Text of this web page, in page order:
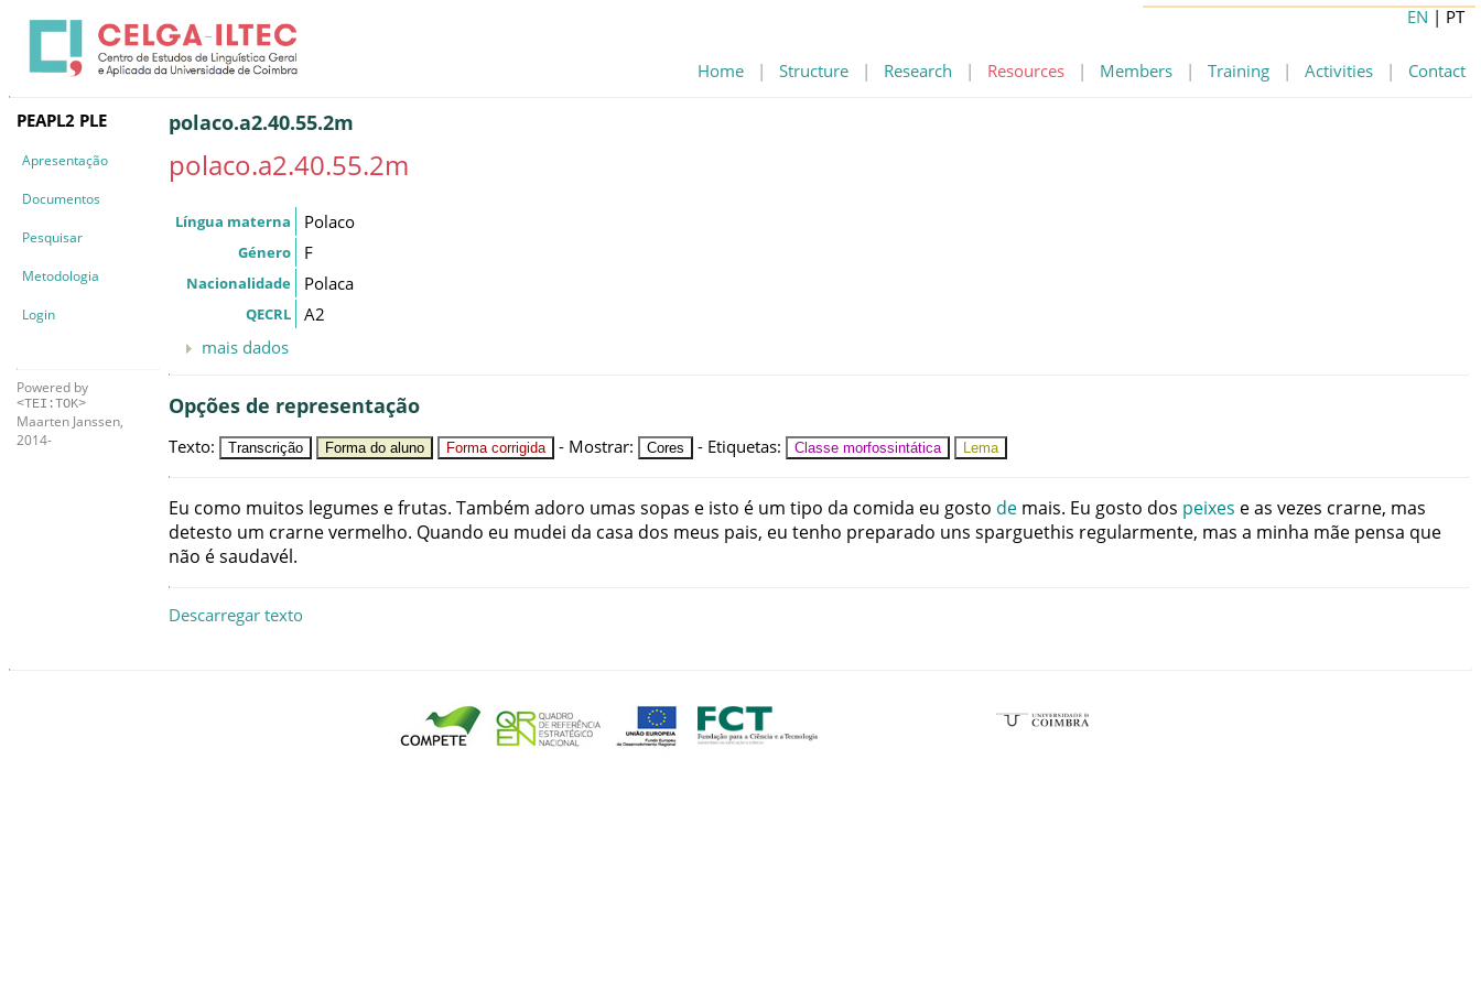
Home | Structure | Research | Resources | Members | Training | Activities | Contact
EN | PT
PEAPL2 PLE
Apresentação
Documentos
Pesquisar
Metodologia
Login
Powered by
<TEI:TOK>
Maarten Janssen,
2014-
polaco.a2.40.55.2m
polaco.a2.40.55.2m
Língua materna Polaco
Género F
Nacionalidade Polaca
QECRL
A2
mais dados
Opções de representação
Texto: Transcrição Forma do aluno Forma corrigida - Mostrar: Cores - Etiquetas: Classe morfossintática Lema
Eu como muitos legumes efrutas. Também adoro umas sopas e isto é um tipo da comida eu gosto de mais. Eu gosto dos peixes eas vezes crarne, mas
detesto um crarnevermelho. Quando eu mudei da casa dos meus pais, eu tenho preparado uns sparguethis regularmente, mas a minha mãe pensa que
não ésaudavél.
Descarregar texto